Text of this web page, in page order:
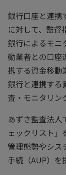
銀行口座と連携
に対して、監督
銀行によるモニ
動業者との口座
携する資金移動
銀行と連携する
査・モニタリン
あずさ監査法人
ェックリスト」
管理態勢やシス
手続（AUP）を